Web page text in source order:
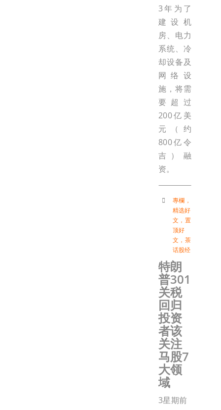
3年为了
建设机
房、电力
系统、冷
却设备及
网络设
施，将需
要超过
200亿美
元（约
800亿令
吉）融
资。
專欄 ，
精选好
文 ， 置
顶好
文 ， 茶
话股经
特朗
普301
关税
回归
投资
者该
关注
马股7
大领
域
3星期前